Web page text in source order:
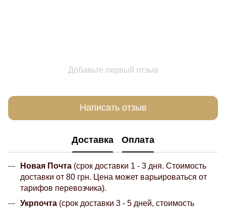
Добавьте первый отзыв
Написать отзыв
Доставка Оплата
Новая Почта (срок доставки 1 - 3 дня. Стоимость
доставки от 80 грн. Цена может варьироваться от
тарифов перевозчика).
Укрпочта (срок доставки 3 - 5 дней, стоимость